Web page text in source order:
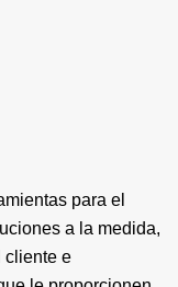
para el
a la medida,
cliente e